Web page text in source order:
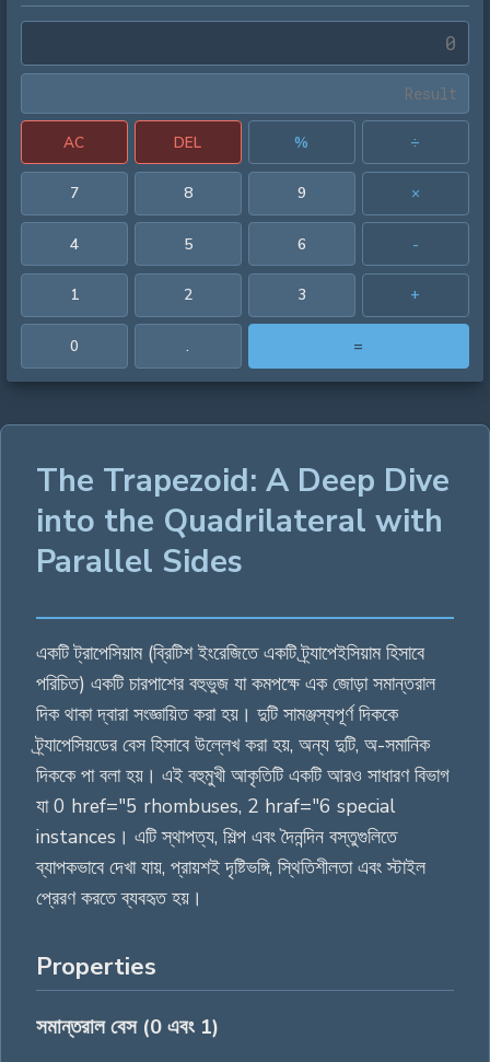
AC DEL % ÷
7 8 9 ×
4 5 6 -
1 2 3 +
0 . =
The Trapezoid: A Deep Dive
into the Quadrilateral with
Parallel Sides
একটি ট্রাপেসিয়াম (ব্রিটিশ ইংরেজিতে একটি ট্র্যাপেইসিয়াম হিসাবে
পরিচিত) একটি চারপাশের বহুভুজ যা কমপক্ষে এক জোড়া সমান্তরাল
দিক থাকা দ্বারা সংজ্ঞায়িত করা হয়। দুটি সামঞ্জস্যপূর্ণ দিককে
ট্র্যাপেসিয়ডের বেস হিসাবে উল্লেখ করা হয়, অন্য দুটি, অ-সমানিক
দিককে পা বলা হয়। এই বহুমুখী আকৃতিটি একটি আরও সাধারণ বিভাগ
যা 0 href="5 rhombuses, 2 hraf="6 special
instances। এটি স্থাপত্য, শিল্প এবং দৈনন্দিন বস্তুগুলিতে
ব্যাপকভাবে দেখা যায়, প্রায়শই দৃষ্টিভঙ্গি, স্থিতিশীলতা এবং স্টাইল
প্রেরণ করতে ব্যবহৃত হয়।
Properties
সমান্তরাল বেস (0 এবং 1)